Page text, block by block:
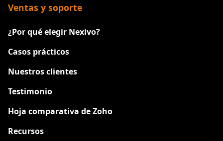
Ventas y soporte
¿Por qué elegir Nexivo?
Casos prácticos
Nuestros clientes
Testimonio
Hoja comparativa de Zoho
Recursos